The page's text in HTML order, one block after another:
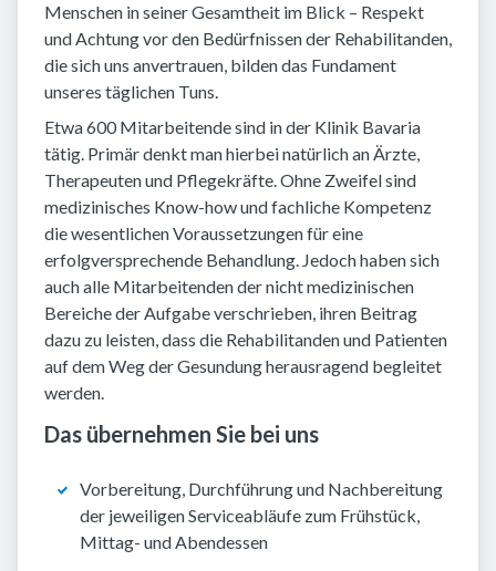
Menschen in seiner Gesamtheit im Blick – Respekt
und Achtung vor den Bedürfnissen der Rehabilitanden,
die sich uns anvertrauen, bilden das Fundament
unseres täglichen Tuns.
Etwa 600 Mitarbeitende sind in der Klinik Bavaria
tätig. Primär denkt man hierbei natürlich an Ärzte,
Therapeuten und Pflegekräfte. Ohne Zweifel sind
medizinisches Know-how und fachliche Kompetenz
die wesentlichen Voraussetzungen für eine
erfolgversprechende Behandlung. Jedoch haben sich
auch alle Mitarbeitenden der nicht medizinischen
Bereiche der Aufgabe verschrieben, ihren Beitrag
dazu zu leisten, dass die Rehabilitanden und Patienten
auf dem Weg der Gesundung herausragend begleitet
werden.
Das übernehmen Sie bei uns
Vorbereitung, Durchführung und Nachbereitung
der jeweiligen Serviceabläufe zum Frühstück,
Mittag- und Abendessen